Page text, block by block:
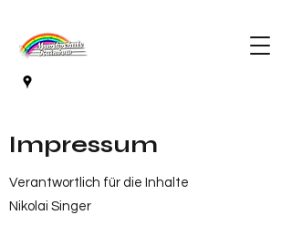
Impressum
Verantwortlich für die Inhalte
Nikolai Singer